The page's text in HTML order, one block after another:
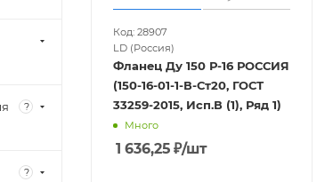
Код: 28907
LD (Россия)
Фланец Ду 150 Р-16 РОССИЯ
(150-16-01-1-В-Ст20, ГОСТ
33259-2015, Исп.В (1), Ряд 1)
Много
1 636,25 ₽/шт
?
?